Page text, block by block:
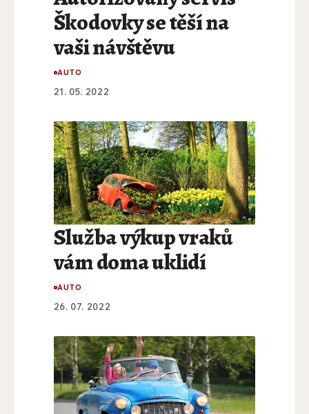
Škodovky se těší na
vaši návštěvu
AUTO
21. 05. 2022
Služba výkup vraků
vám doma uklidí
AUTO
26. 07. 2022